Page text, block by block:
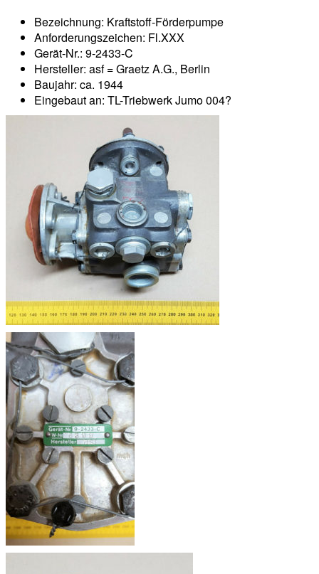
Bezeichnung: Kraftstoff-Förderpumpe
Anforderungszeichen: Fl.XXX
Gerät-Nr.: 9-2433-C
Hersteller: asf = Graetz A.G., Berlin
Baujahr: ca. 1944
Eingebaut an: TL-Triebwerk Jumo 004?